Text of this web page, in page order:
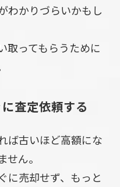
わかりづらいかもし
取ってもらうために
査定依頼する
ば古いほど高額にな
ん。
に売却せず、もっと